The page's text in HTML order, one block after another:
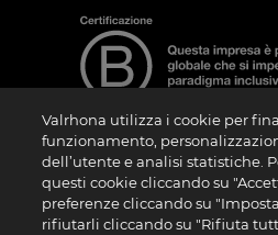
Nota sulla
La “Certificazione B Corporation” è un logo che
ente privato no profit, alle aziende che,
successo il B Impact Assessment (“BIA”) e
Valrhona utilizza i cookie per
funzionamento,
dell’utente e analisi statistiche.
questi cookie cliccando su
preferenze cliccando su
rifiutarli cliccando su "Rifiuta